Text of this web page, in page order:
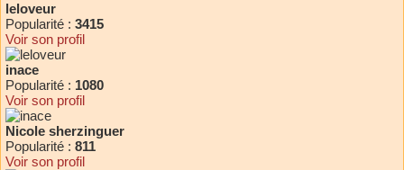
leloveur
Popularité : 3415
Voir son profil
inace
Popularité : 1080
Voir son profil
Nicole sherzinguer
Popularité : 811
Voir son profil